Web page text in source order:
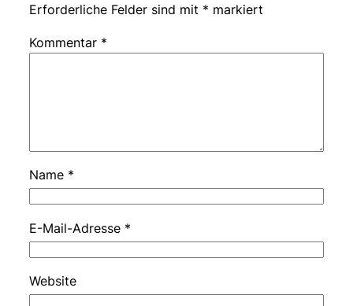
Erforderliche Felder sind mit * markiert
Kommentar *
Name *
E-Mail-Adresse *
Website